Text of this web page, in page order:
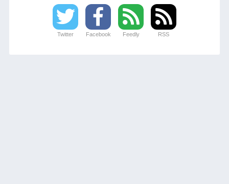
Twitter Facebook Feedly RSS